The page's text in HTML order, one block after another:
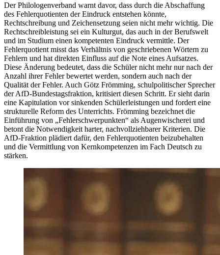
Der Philologenverband warnt davor, dass durch die Abschaffung
des Fehlerquotienten der Eindruck entstehen könnte,
Rechtschreibung und Zeichensetzung seien nicht mehr wichtig. Die
Rechtschreibleistung sei ein Kulturgut, das auch in der Berufswelt
und im Studium einen kompetenten Eindruck vermittle. Der
Fehlerquotient misst das Verhältnis von geschriebenen Wörtern zu
Fehlern und hat direkten Einfluss auf die Note eines Aufsatzes.
Diese Änderung bedeutet, dass die Schüler nicht mehr nur nach der
Anzahl ihrer Fehler bewertet werden, sondern auch nach der
Qualität der Fehler. Auch Götz Frömming, schulpolitischer Sprecher
der AfD-Bundestagsfraktion, kritisiert diesen Schritt. Er sieht darin
eine Kapitulation vor sinkenden Schülerleistungen und fordert eine
strukturelle Reform des Unterrichts. Frömming bezeichnet die
Einführung von „Fehlerschwerpunkten“ als Augenwischerei und
betont die Notwendigkeit harter, nachvollziehbarer Kriterien. Die
AfD-Fraktion plädiert dafür, den Fehlerquotienten beizubehalten
und die Vermittlung von Kernkompetenzen im Fach Deutsch zu
stärken.